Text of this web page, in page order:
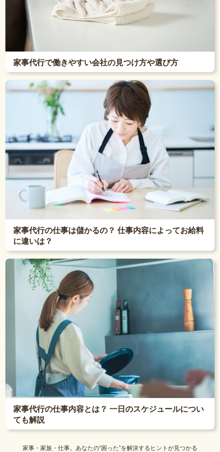
家事代行で働きやすい会社の見つけ方や選び方
家事代行の仕事は儲かるの？ 仕事内容によってお給料
に違いは？
家事代行の仕事内容とは？ 一日のスケジュールについ
ても解説
家事・家族・仕事。あなたの“困った”を解決するヒントが見つかる